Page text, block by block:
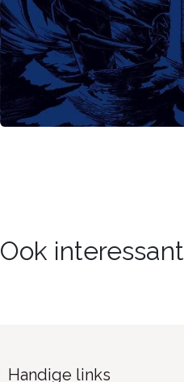
Ook interessant
Handige links